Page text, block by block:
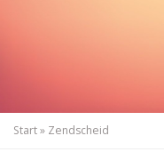
Start» Zendscheid